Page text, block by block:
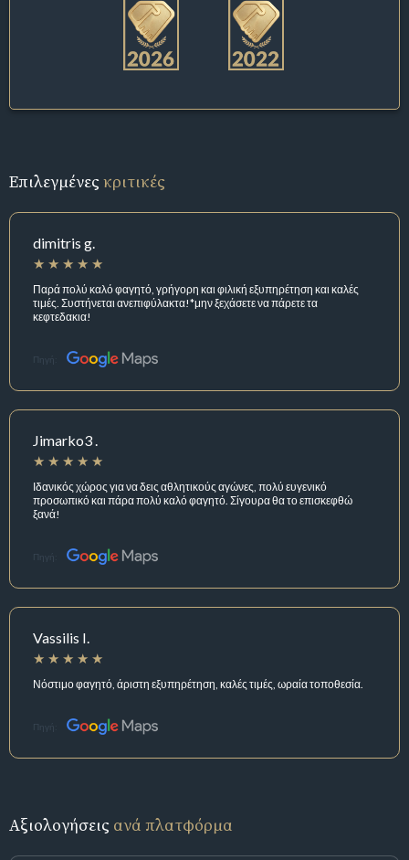
Επιλεγμένεςκριτικές
dimitris g.
Παρά πολύ καλό φαγητό, γρήγορη και φιλική εξυπηρέτηση και καλές
τιμές. Συστήνεται ανεπιφύλακτα!*μην ξεχάσετε να πάρετε τα
κεφτεδακια!
Πηγή:
Jimarko3 .
Ιδανικός χώρος για να δεις αθλητικούς αγώνες, πολύ ευγενικό
προσωπικό και πάρα πολύ καλό φαγητό. Σίγουρα θα το επισκεφθώ
ξανά!
Πηγή:
Vassilis I.
Νόστιμο φαγητό, άριστη εξυπηρέτηση, καλές τιμές, ωραία τοποθεσία.
Πηγή:
Αξιολογήσεις ανά πλατφόρμα